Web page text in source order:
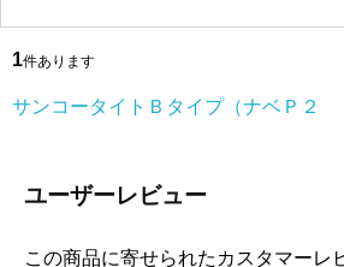
1件あります
サンコータイトＢタイプ（ナベＰ２
ユーザーレビュー
この商品に寄せられたカスタマーレ